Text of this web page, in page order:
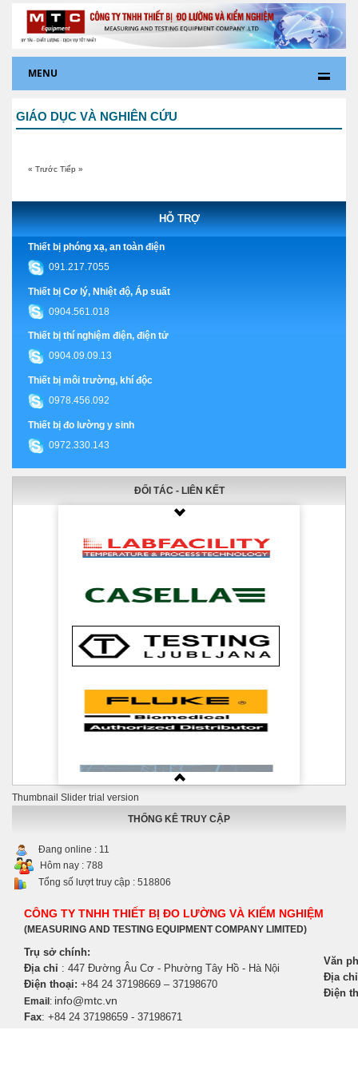
MENU
GIÁO DỤC VÀ NGHIÊN CỨU
« Trước Tiếp »
HỖ TRỢ
Thiết bị phóng xạ, an toàn điện
091.217.7055
Thiết bị Cơ lý, Nhiệt độ, Áp suất
0904.561.018
Thiết bị thí nghiệm điện, điện tử
0904.09.09.13
Thiết bị môi trường, khí độc
0978.456.092
Thiết bị đo lường y sinh
0972.330.143
ĐỐI TÁC - LIÊN KẾT
Thumbnail Slider trial version
THỐNG KÊ TRUY CẬP
Đang online : 11
Hôm nay : 788
Tổng số lượt truy cập : 518806
CÔNG TY TNHH THIẾT BỊ ĐO LƯỜNG VÀ KIỂM NGHIỆM
(MEASURING AND TESTING EQUIPMENT COMPANY LIMITED)
Trụ sở chính:
Địa chỉ : 447 Đường Âu Cơ - Phường Tây Hồ - Hà Nội
Điện thoại: +84 24 37198669 – 37198670
Email : info@mtc.vn
Fax: +84 24 37198659 - 37198671
Văn
Địa
Điện